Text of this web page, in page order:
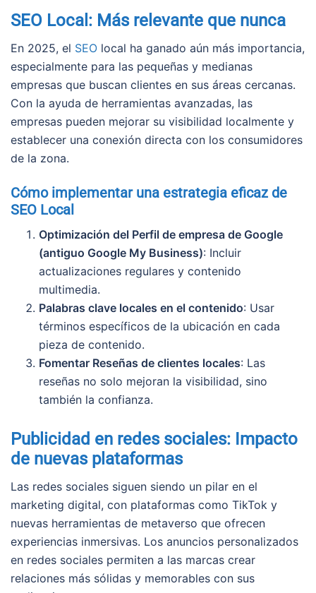
SEO Local: Más relevante que nunca
En 2025, el SEO local ha ganado aún más importancia,
especialmente para las pequeñas y medianas
empresas que buscan clientes en sus áreas cercanas.
Con la ayuda de herramientas avanzadas, las
empresas pueden mejorar su visibilidad localmente y
establecer una conexión directa con los consumidores
de la zona.
Cómo implementar una estrategia eficaz de
SEO Local
Optimización del Perfil de empresa de Google
(antiguo Google My Business): Incluir
actualizaciones regulares y contenido
multimedia.
Palabras clave locales en el contenido: Usar
términos específicos de la ubicación en cada
pieza de contenido.
Fomentar Reseñas de clientes locales: Las
reseñas no solo mejoran la visibilidad, sino
también la confianza.
Publicidad en redes sociales: Impacto
de nuevas plataformas
Las redes sociales siguen siendo un pilar en el
marketing digital, con plataformas como TikTok y
nuevas herramientas de metaverso que ofrecen
experiencias inmersivas. Los anuncios personalizados
en redes sociales permiten a las marcas crear
relaciones más sólidas y memorables con sus